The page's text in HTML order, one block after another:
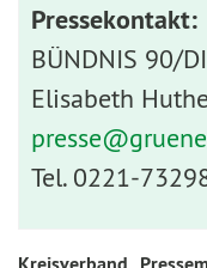
Pressekontakt:
BÜNDNIS 90/
Elisabeth
presse@
Tel. 0221-